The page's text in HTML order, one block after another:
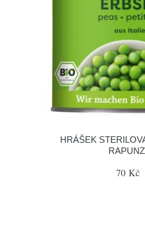
HRÁŠEK
70 Kč